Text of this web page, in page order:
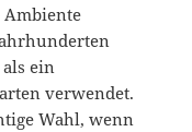
Ambiente
ein
verwendet.
Wahl, wenn